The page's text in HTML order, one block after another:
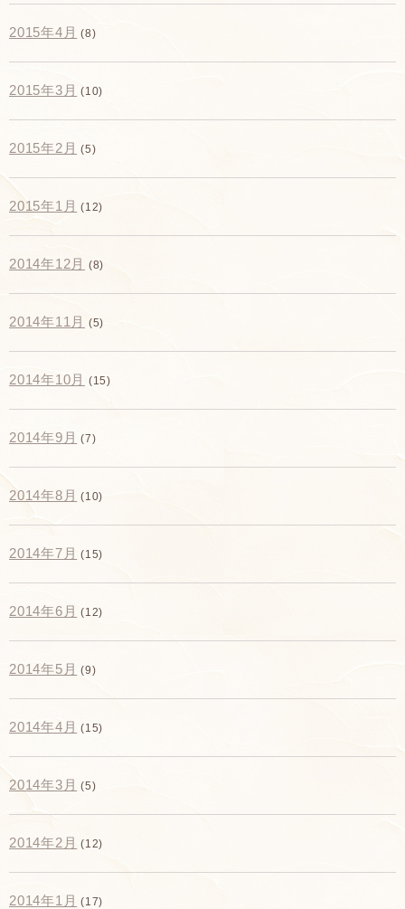
2015年4月 (8)
2015年3月 (10)
2015年2月 (5)
2015年1月 (12)
2014年12月 (8)
2014年11月 (5)
2014年10月 (15)
2014年9月 (7)
2014年8月 (10)
2014年7月 (15)
2014年6月 (12)
2014年5月 (9)
2014年4月 (15)
2014年3月 (5)
2014年2月 (12)
2014年1月 (17)